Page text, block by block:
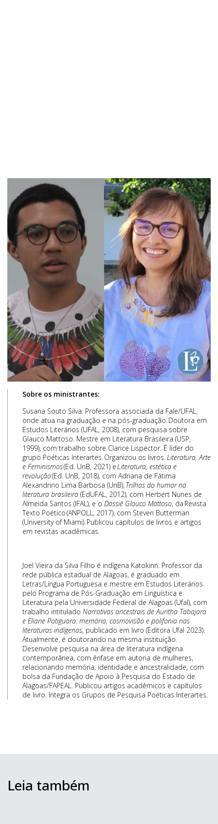
Sobre os ministrantes:
Susana Souto Silva: Professora associada da Fale/UFAL,
onde atua na graduação e na pós-graduação. Doutora em
Estudos Literários (UFAL, 2008), com pesquisa sobre
Glauco Mattoso. Mestre em Literatura Brasileira (USP,
1999), com trabalho sobre Clarice Lispector. É líder do
grupo Poéticas Interartes. Organizou os livros Literatura, Arte
e Feminismos(Ed. UnB, 2021) eLiteratura, estética e
revolução(Ed. UnB, 2018), com Adriana de Fátima
Alexandrino Lima Barbosa (UnB), Trilhas do humor na
literatura brasileira (EdUFAL, 2012), com Herbert Nunes de
Almeida Santos (IFAL), e o Dossiê Glauco Mattoso, da Revista
Texto Poético (ANPOLL, 2017), com Steven Butterman
(University of Miami). Publicou capítulos de livros e artigos
em revistas acadêmicas.
Joel Vieira da Silva Filho é indígena Katokinn. Professor da
rede pública estadual de Alagoas, é graduado em
Letras/Língua Portuguesa e mestre em Estudos Literários
pelo Programa de Pós-Graduação em Linguística e
Literatura pela Universidade Federal de Alagoas (Ufal), com
trabalho intitulado Narrativas ancestrais de Auritha Tabajara
e Eliane Potiguara: memória, cosmovisão e polifonia nas
literaturas indígenas, publicado em livro (Editora Ufal 2023).
Atualmente, é doutorando na mesma instituição.
Desenvolve pesquisa na área de literatura indígena
contemporânea, com ênfase em autoria de mulheres,
relacionando memória, identidade e ancestralidade, com
bolsa da Fundação de Apoio à Pesquisa do Estado de
Alagoas/FAPEAL. Publicou artigos acadêmicos e capítulos
de livro. Integra os Grupos de Pesquisa Poéticas Interartes.
Leia também